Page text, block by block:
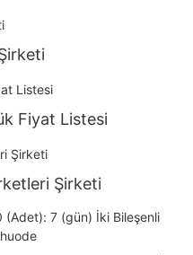
Fiyat Listesi
Şirketi